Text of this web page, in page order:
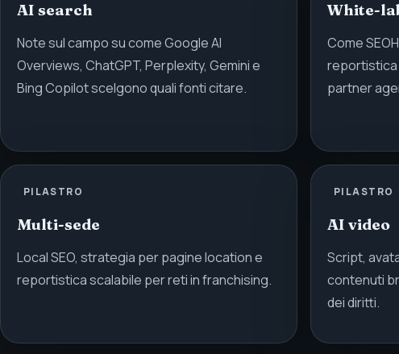
AI search
Note sul campo su come Google AI
Overviews, ChatGPT, Perplexity, Gemini e
Bing Copilot scelgono quali fonti citare.
White-
Come
reportistica
partner
PILASTRO
Multi-sede
Local SEO, strategia per pagine location e
reportistica scalabile per reti in franchising.
PILASTRO
AI video
Script,
contenuti
dei diritti.